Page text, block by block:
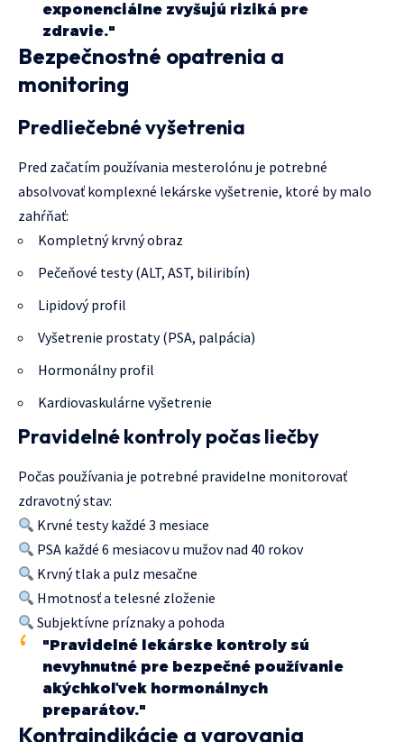
exponenciálne zvyšujú riziká pre
zdravie."
Bezpečnostné opatrenia a
monitoring
Predliečebné vyšetrenia
Pred začatím používania mesterolónu je potrebné
absolvovať komplexné lekárske vyšetrenie, ktoré by malo
zahŕňať:
Kompletný krvný obraz
Pečeňové testy (ALT, AST, biliribín)
Lipidový profil
Vyšetrenie prostaty (PSA, palpácia)
Hormonálny profil
Kardiovaskulárne vyšetrenie
Pravidelné kontroly počas liečby
Počas používania je potrebné pravidelne monitorovať
zdravotný stav:
Krvné testy každé 3 mesiace
PSA každé 6 mesiacov u mužov nad 40 rokov
Krvný tlak a pulz mesačne
Hmotnosť a telesné zloženie
Subjektívne príznaky a pohoda
"Pravidelné lekárske kontroly sú
nevyhnutné pre bezpečné používanie
akýchkoľvek hormonálnych
preparátov."
Kontraindikácie a varovania